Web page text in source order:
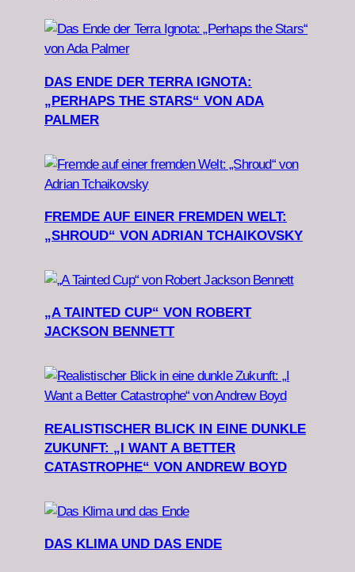
DAS ENDE DER TERRA IGNOTA:
„PERHAPS THE STARS“ VON ADA
PALMER
FREMDE AUF EINER FREMDEN WELT:
„SHROUD“ VON ADRIAN TCHAIKOVSKY
„A TAINTED CUP“ VON ROBERT
JACKSON BENNETT
REALISTISCHER BLICK IN EINE DUNKLE
ZUKUNFT: „I WANT A BETTER
CATASTROPHE“ VON ANDREW BOYD
DAS KLIMA UND DAS ENDE